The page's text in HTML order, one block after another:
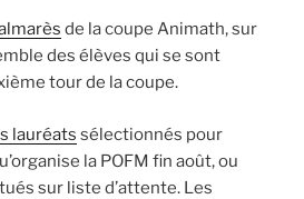
de la coupe Animath, sur
des élèves qui se sont
tour de la coupe.
lauréats sélectionnés pour
la POFM fin août, ou
sur liste d’attente. Les